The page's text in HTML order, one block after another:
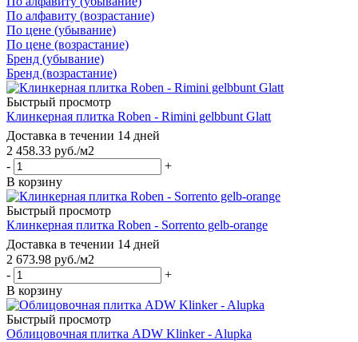
По алфавиту (возрастание)
По цене (убывание)
По цене (возрастание)
Бренд (убывание)
Бренд (возрастание)
Быстрый просмотр
Клинкерная плитка Roben - Rimini gelbbunt Glatt
Доставка в течении 14 дней
2 458.33 руб./м2
-
+
В корзину
Быстрый просмотр
Клинкерная плитка Roben - Sorrento gelb-orange
Доставка в течении 14 дней
2 673.98 руб./м2
-
+
В корзину
Быстрый просмотр
Облицовочная плитка ADW Klinker - Alupka